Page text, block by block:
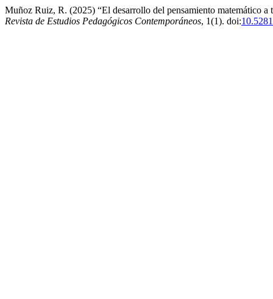
Muñoz Ruiz, R. (2025) “El desarrollo del pensamiento matemático
Revista de Estudios Pedagógicos Contemporáneos, 1(1). doi: